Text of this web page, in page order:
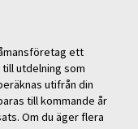
ett
utdelning som
utifrån din
till kommande år
Om du äger flera